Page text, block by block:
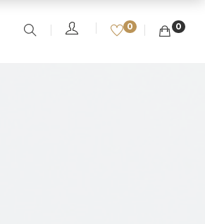
0 0